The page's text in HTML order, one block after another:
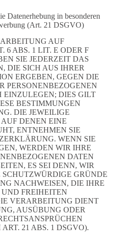
Datenerhebung in besonderen
(Art. 21 DSGVO)
AUF
6 ABS. 1 LIT. E ODER F
SIE JEDERZEIT DAS
DIE SICH AUS IHRER
ERGEBEN, GEGEN DIE
PERSONENBEZOGENEN
EINZULEGEN; DIES GILT
BESTIMMUNGEN
DIE JEWEILIGE
DENEN EINE
ENTNEHMEN SIE
WENN SIE
WERDEN WIR IHRE
DATEN
ES SEI DENN, WIR
GRÜNDE
NACHWEISEN, DIE IHRE
FREIHEITEN
VERARBEITUNG DIENT
AUSÜBUNG ODER
21 ABS. 1 DSGVO).